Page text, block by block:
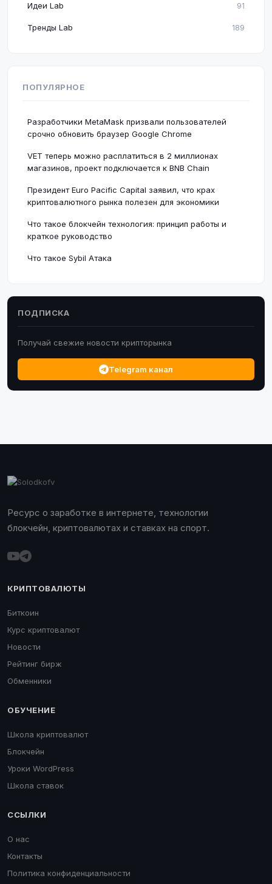
Идеи Lab 91
Тренды Lab 189
ПОПУЛЯРНОЕ
Разработчики MetaMask призвали пользователей
срочно обновить браузер Google Chrome
VET теперь можно расплатиться в 2 миллионах
магазинов, проект подключается к BNB Chain
Президент Euro Pacific Capital заявил, что крах
криптовалютного рынка полезен для экономики
Что такое блокчейн технология: принцип работы и
краткое руководство
Что такое Sybil Атака
ПОДПИСКА
Получай свежие новости крипторынка
Telegram канал
Ресурс о заработке в интернете, технологии
блокчейн, криптовалютах и ставках на спорт.
КРИПТОВАЛЮТЫ
Биткоин
Курс криптовалют
Новости
Рейтинг бирж
Обменники
ОБУЧЕНИЕ
Школа криптовалют
Блокчейн
Уроки WordPress
Школа ставок
ССЫЛКИ
О нас
Контакты
Политика конфиденциальности